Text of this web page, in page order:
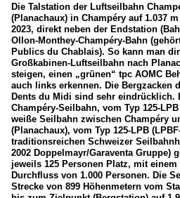
Die Talstation der Luftseilbahn
(Planachaux) in Champéry auf 1.037
2023, direkt neben der Endstation
Ollon-Monthey-Champéry-Bahn
Publics du Chablais). So kann man
Großkabinen-Luftseilbahn nach
steigen, einen „grünen“ tpc AOMC
auch links erkennen. Die Bergzacken
Dents du Midi sind sehr eindrücklich.
Champéry-Seilbahn, vom Typ 125-
weiße Seilbahn zwischen Champéry
(Planachaux), vom Typ 125-LPB
traditionsreichen Schweizer
2002 Doppelmayr/Garaventa Gruppe)
jeweils 125 Personen Platz, mit
Durchfluss von 1.000 Personen. Die
Strecke von 899 Höhenmetern vom